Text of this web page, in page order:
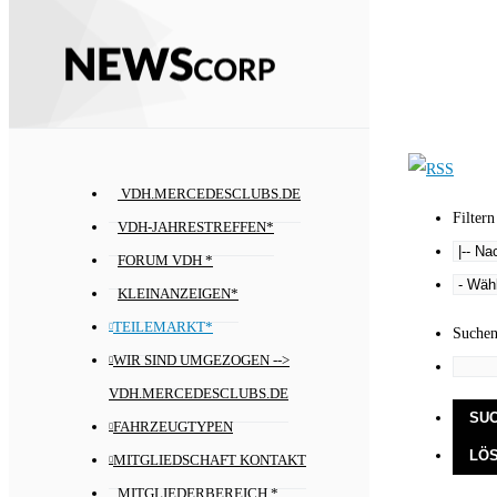
VDH.MERCEDESCLUBS.DE
VDH-JAHRESTREFFEN*
FORUM VDH *
KLEINANZEIGEN*
TEILEMARKT*
WIR SIND UMGEZOGEN -->
VDH.MERCEDESCLUBS.DE
FAHRZEUGTYPEN
MITGLIEDSCHAFT KONTAKT
MITGLIEDERBEREICH *
Filtern
Suchen